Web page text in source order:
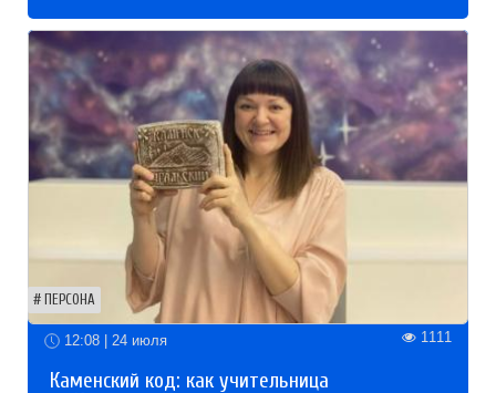
ПЕРСОНА
12:08 | 24 июля 1111
Каменский код: как учительница